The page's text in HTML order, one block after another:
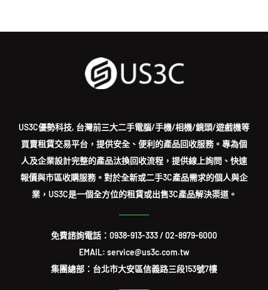
US3C優勢科技, 台灣前三大二手電腦/手機/相機/鏡頭/遊戲機等
買賣租賃交易平台，提供安全、便利的產品回收服務。專為個
人及企業設計完整的產品汰換回收流程，提供線上詢問、快速
報價與市區收購服務。對於全新或二手3C產品需求的個人與企
業，US3C是一個全方位的租賃或出售3C產品解決渠道。
免費諮詢電話： 0938-913-333/02-8979-6000
EMAIL: service@us3c.com.tw
集團總部：台北市大安區信義路三段153號7樓